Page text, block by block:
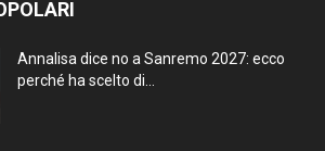
Annalisa dice no a Sanremo 2027: ecco
perché ha scelto di...